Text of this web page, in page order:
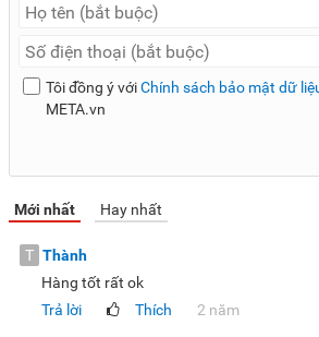
Tôi đồng ý vớiChính sách bảo mật dữ
META.vn
Mới nhất Hay nhất
T Thành
Hàng tốt rất ok
Trả lời
Thích 2 năm